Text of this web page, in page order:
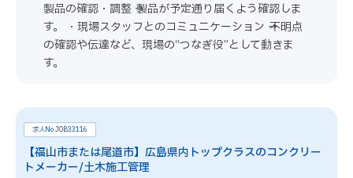
製品の確認・調整 → 製品が予定通り届くよう確認しま
す。 ・現場スタッフとのコミュニケーション → 不明点
の確認や伝達など、現場の“つなぎ役”として動きま
す。
求人No.JOB33116
【福山市または尾道市】広島県内トップクラスのコンクリー
トメーカー/土木施工管理